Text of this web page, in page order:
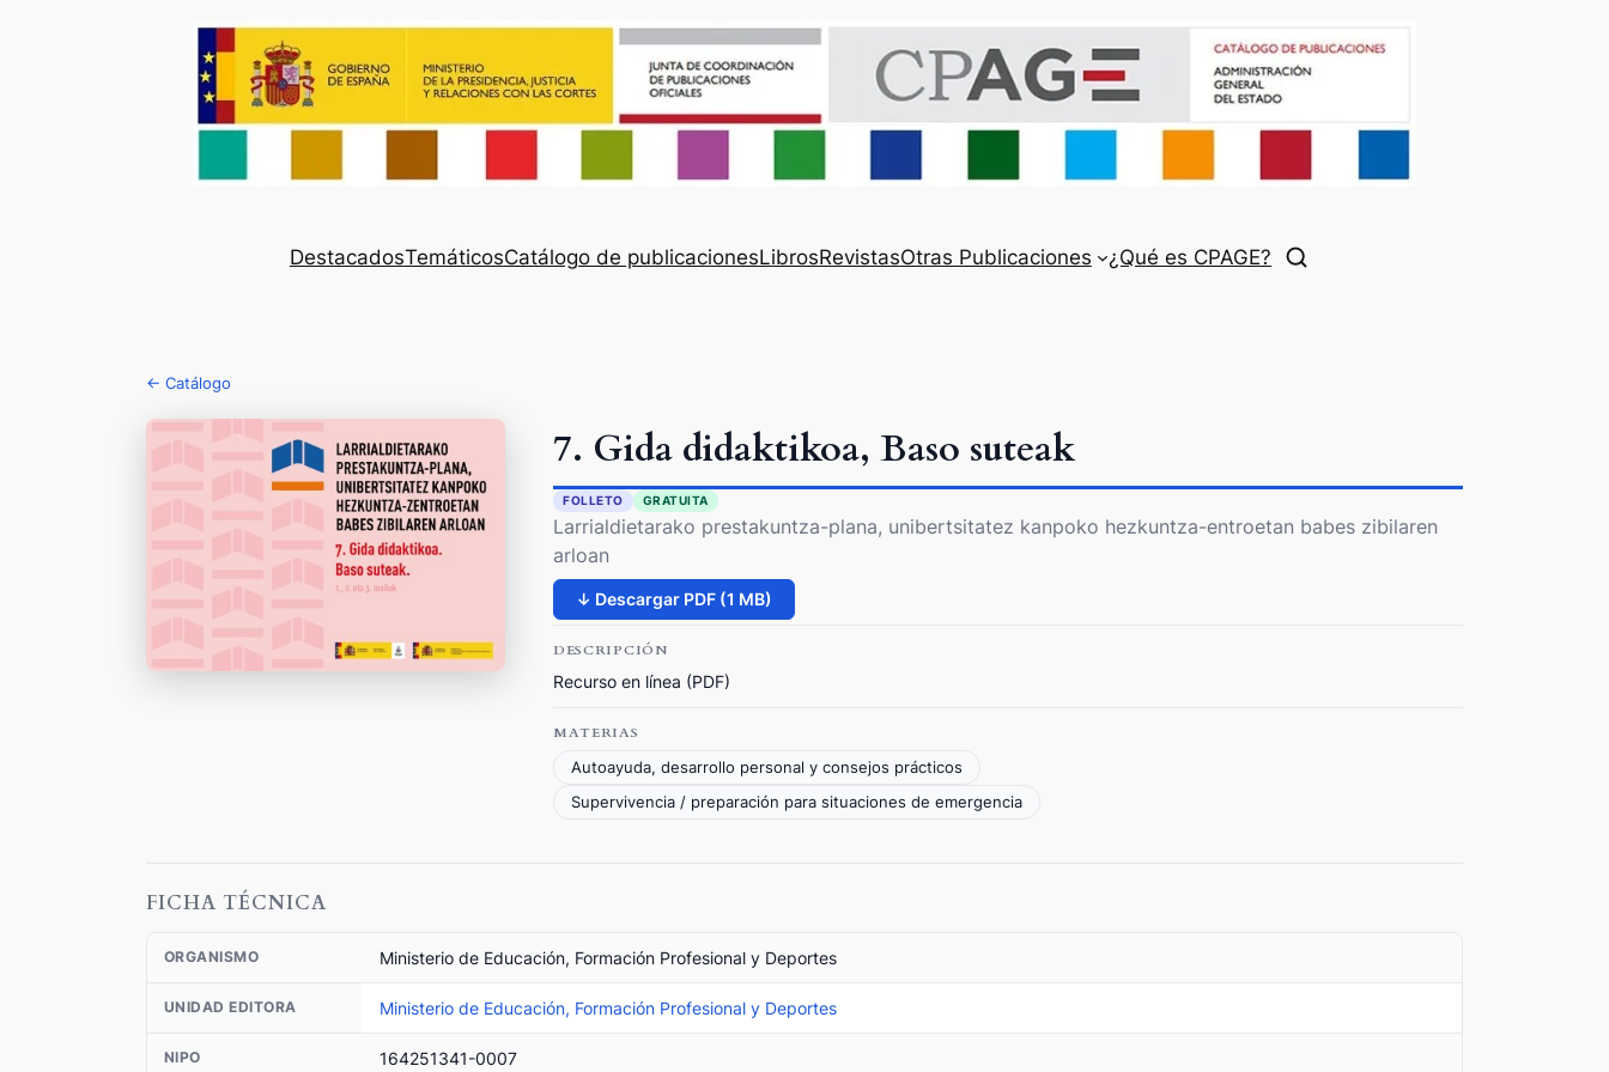
DestacadosTemáticosCatálogo de publicacionesLibrosRevistasOtras Publicaciones ¿Qué es CPAGE?
← Catálogo
7. Gida didaktikoa, Baso suteak
FOLLETO GRATUITA
Larrialdietarako prestakuntza-plana, unibertsitatez kanpoko hezkuntza-entroetan babes zibilaren
arloan
↓ Descargar PDF (1 MB)
DESCRIPCIÓN
Recurso en línea (PDF)
MATERIAS
Autoayuda, desarrollo personal y consejos prácticos
Supervivencia / preparación para situaciones de emergencia
FICHA TÉCNICA
ORGANISMO Ministerio de Educación, Formación Profesional y Deportes
UNIDAD EDITORA Ministerio de Educación, Formación Profesional y Deportes
NIPO 164251341-0007